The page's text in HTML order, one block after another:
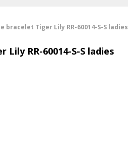
bracelet Tiger Lily RR-60014-S-S ladies
Lily RR-60014-S-S ladies